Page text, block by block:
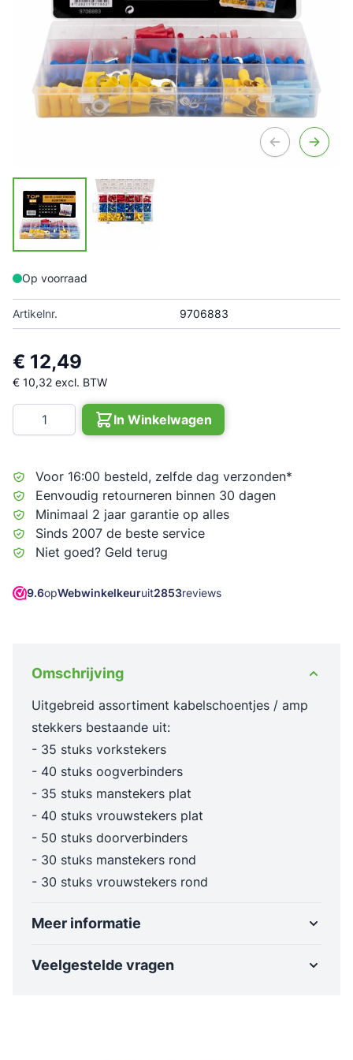
Op voorraad
Artikelnr. 9706883
€ 12,49
€ 10,32 excl. BTW
Aantal
In Winkelwagen
Voor 16:00 besteld, zelfde dag verzonden*
Eenvoudig retourneren binnen 30 dagen
Minimaal 2 jaar garantie op alles
Sinds 2007 de beste service
Niet goed? Geld terug
9.6opWebwinkelkeuruit2853reviews
Omschrijving
Uitgebreid assortiment kabelschoentjes / amp
stekkers bestaande uit:
- 35 stuks vorkstekers
- 40 stuks oogverbinders
- 35 stuks manstekers plat
- 40 stuks vrouwstekers plat
- 50 stuks doorverbinders
- 30 stuks manstekers rond
- 30 stuks vrouwstekers rond
Meer informatie
Veelgestelde vragen